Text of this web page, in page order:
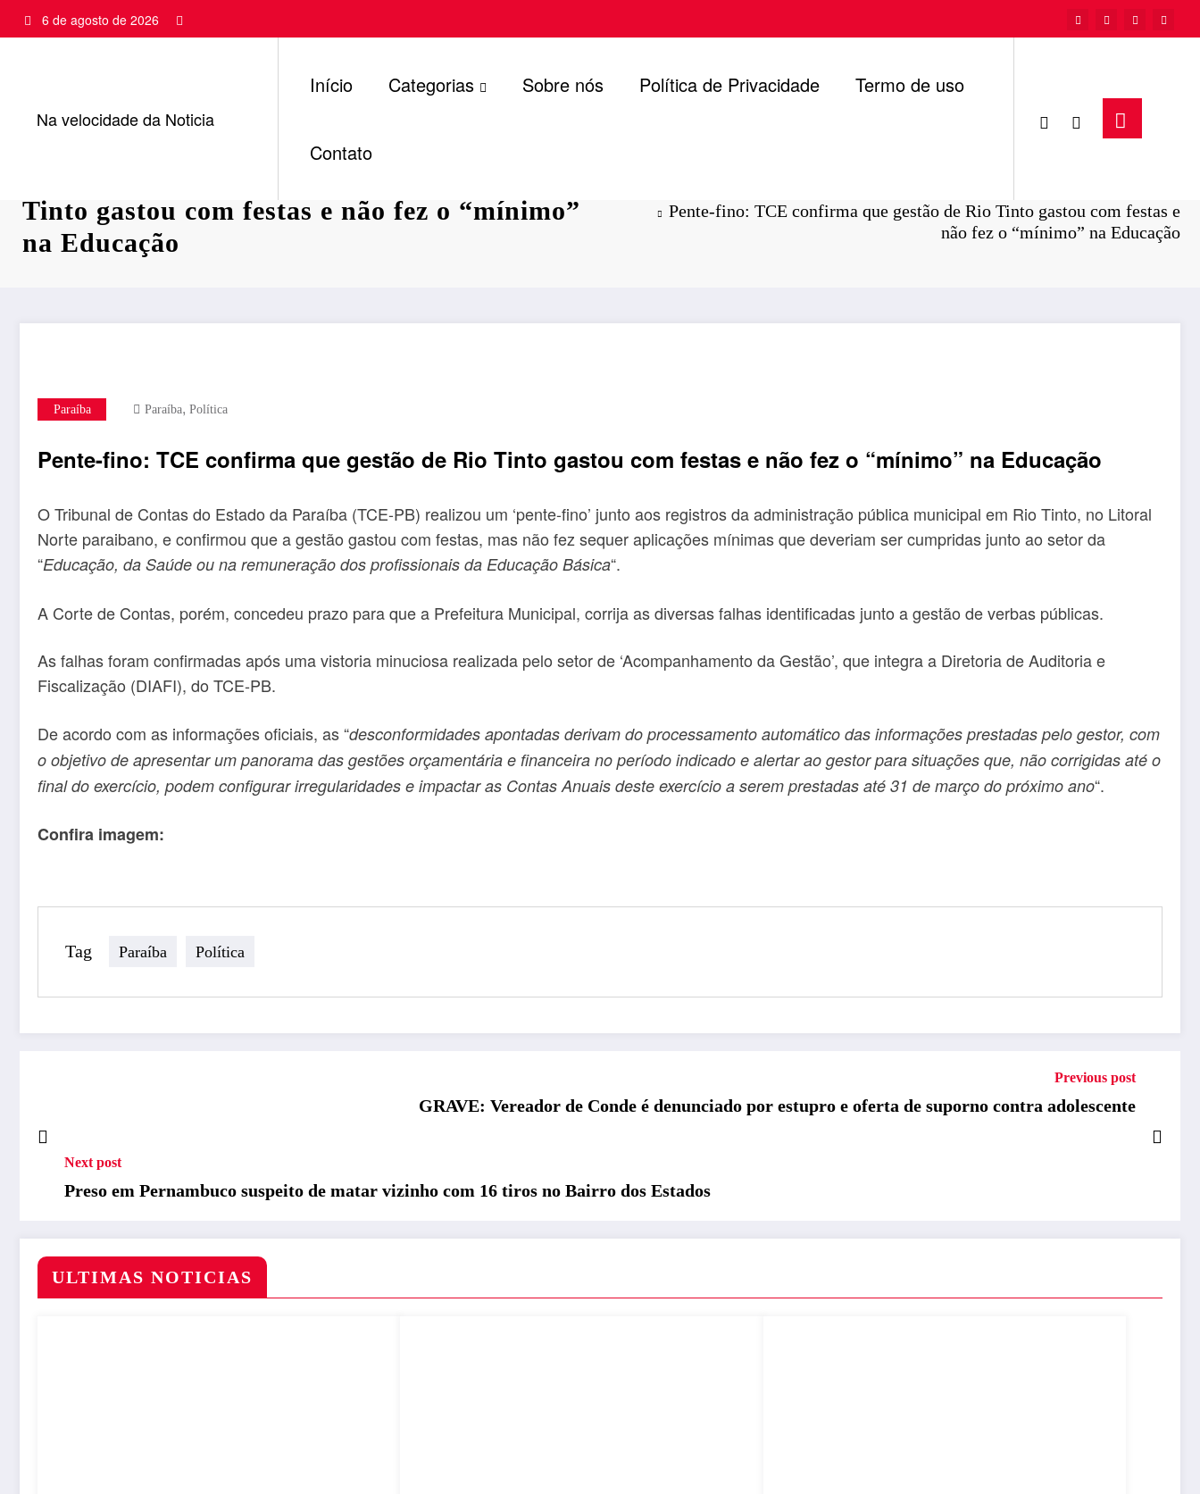
para
6 de agosto de 2026
Na velocidade da Noticia
Início Categorias Sobre nós Política de Privacidade Termo de uso
Contato
Tinto gastou com festas e não fez o “mínimo”
na Educação
Pente-fino: TCE confirma que gestão de Rio Tinto gastou com festas e
não fez o “mínimo” na Educação
Paraíba Paraíba, Política
Pente-fino: TCE confirma que gestão de Rio Tinto gastou com festas e não fez o “mínimo” na Educação
O Tribunal de Contas do Estado da Paraíba (TCE-PB) realizou um ‘pente-fino’ junto aos registros da administração pública municipal em Rio Tinto, no Litoral
Norte paraibano, e confirmou que a gestão gastou com festas, mas não fez sequer aplicações mínimas que deveriam ser cumpridas junto ao setor da
“Educação, da Saúde ou na remuneração dos profissionais da Educação Básica“.
A Corte de Contas, porém, concedeu prazo para que a Prefeitura Municipal, corrija as diversas falhas identificadas junto a gestão de verbas públicas.
As falhas foram confirmadas após uma vistoria minuciosa realizada pelo setor de ‘Acompanhamento da Gestão’, que integra a Diretoria de Auditoria e
Fiscalização (DIAFI), do TCE-PB.
De acordo com as informações oficiais, as “desconformidades apontadas derivam do processamento automático das informações prestadas pelo gestor, com
o objetivo de apresentar um panorama das gestões orçamentária e financeira no período indicado e alertar ao gestor para situações que, não corrigidas até o
final do exercício, podem configurar irregularidades e impactar as Contas Anuais deste exercício a serem prestadas até 31 de março do próximo ano“.
Confira imagem:
Tag Paraíba Política
Previous post
GRAVE: Vereador de Conde é denunciado por estupro e oferta de suporno contra adolescente
Next post
Preso em Pernambuco suspeito de matar vizinho com 16 tiros no Bairro dos Estados
ULTIMAS NOTICIAS